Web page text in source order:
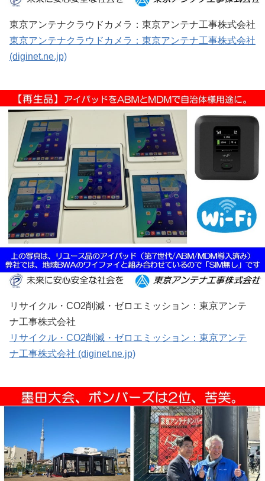
東京アンテナクラウドカメラ：東京アンテナ工事株式会社
東京アンテナクラウドカメラ：東京アンテナ工事株式会社
(diginet.ne.jp)
リサイクル・CO2削減・ゼロエミッション：東京アンテ
ナ工事株式会社
リサイクル・CO2削減・ゼロエミッション：東京アンテ
ナ工事株式会社 (diginet.ne.jp)